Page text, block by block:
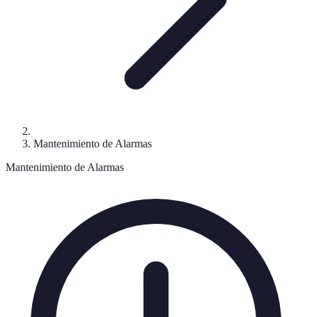
Mantenimiento de Alarmas
Mantenimiento de Alarmas